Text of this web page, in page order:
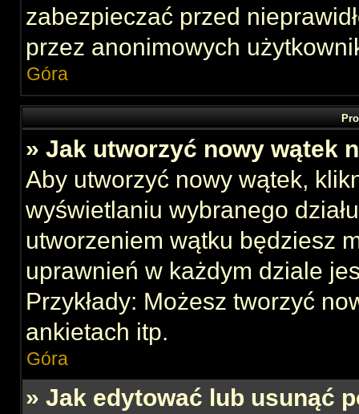
zabezpieczać przed
przez anonimowych
Góra
» Jak utworzyć nowy wątek
Aby utworzyć nowy wątek,
wyświetlaniu wybranego
utworzeniem wątku będziesz
uprawnień w każdym dziale
Przykłady: Możesz tworzyć
ankietach itp.
Góra
» Jak edytować lub usunąć